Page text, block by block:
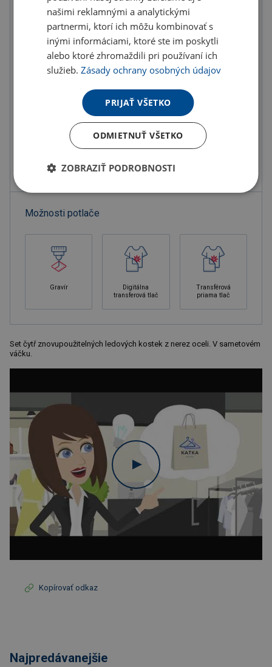
U partnera 5053 ks môžete mať 12.8. až 18.8.
Do košíka
Objednať s potlačou
Možnosti doručenia »
Osobný odber Výdajné miesta »
Pridať do obľúbených
Možnosti potlače
Gravír
Digitálna
transferová tlač
Transférová
priama tlač
Set čytř znovupoužitelných ledových kostek z nerez oceli. V sametovém
váčku.
Kopírovať odkaz
Najpredávanejšie
našimi reklamnými a analytickými
partnermi, ktorí ich môžu kombinovať s
inými informáciami, ktoré ste im poskytli
alebo ktoré zhromaždili pri používaní ich
služieb.Zásady ochrany osobných údajov
PRIJAŤ VŠETKO
ODMIETNUŤ VŠETKO
ZOBRAZIŤ PODROBNOSTI